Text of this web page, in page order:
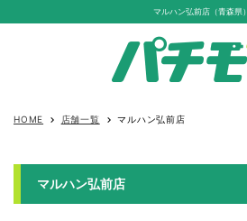
マルハン弘前店（青森県）
HOME keyboard_arrow_right 店舗一覧 keyboard_arrow_right マルハン弘前店
マルハン弘前店